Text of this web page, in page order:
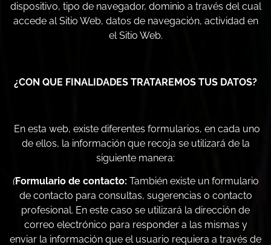
dispositivo, tipo de navegador, dominio a través del cual
accede al Sitio Web, datos de navegación, actividad en
el Sitio Web.
¿CON QUE FINALIDADES TRATAREMOS TUS DATOS?
En esta web, existe diferentes formularios, en cada uno
de ellos, la información que recoja se utilizará de la
siguiente manera:
(Formulario de contacto: También existe un formulario
de contacto para consultas, sugerencias o contacto
profesional. En este caso se utilizará la dirección de
correo electrónico para responder a las mismas y
enviar la información que el usuario requiera a través de